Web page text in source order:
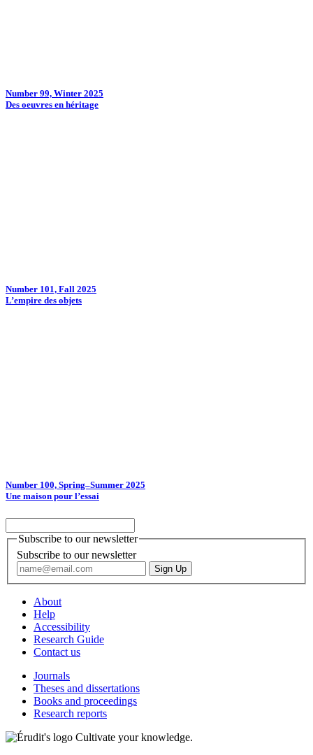
Number 99, Winter 2025
Des oeuvres en héritage
Number 101, Fall 2025
L’empire des objets
Number 100, Spring–Summer 2025
Une maison pour l’essai
Subscribe to our newsletter
Subscribe to our newsletter
About
Help
Accessibility
Research Guide
Contact us
Journals
Theses and dissertations
Books and proceedings
Research reports
Cultivate your knowledge.